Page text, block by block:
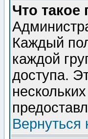
Что такое
Каждый
каждой
доступа.
Вернуться